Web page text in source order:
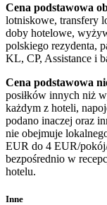
Cena podstawowa
lotniskowe, transfery
doby hotelowe,
polskiego rezydenta,
KL, CP, Assistance i
Cena podstawowa
posiłków innych niż
każdym z hoteli,
podano inaczej oraz
nie obejmuje
EUR do 4 EUR/
bezpośrednio w
hotelu.
Inne